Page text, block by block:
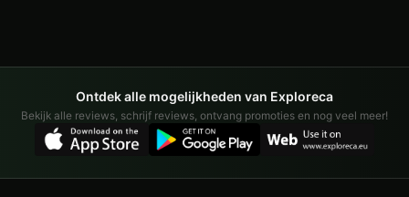
Ontdek alle mogelijkheden van Exploreca
Bekijk alle reviews, schrijf reviews, ontvang promoties en nog veel meer!